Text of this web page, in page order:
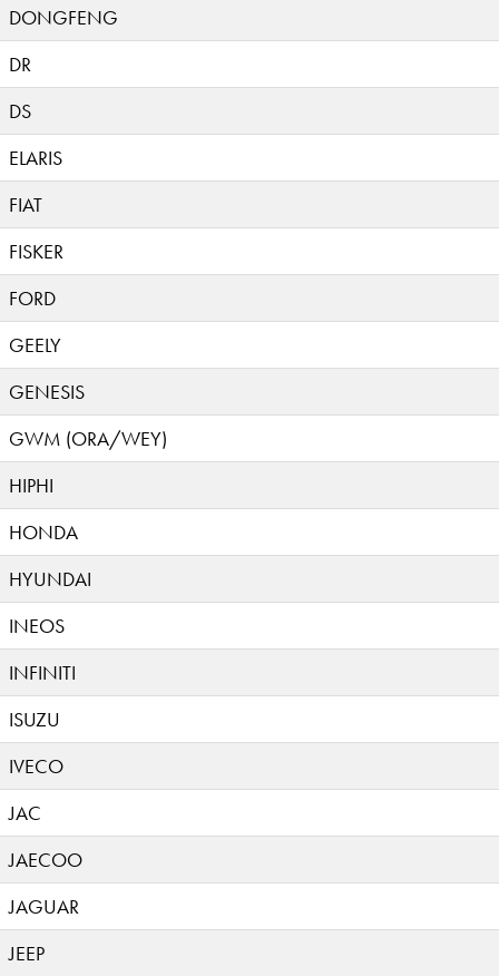
DONGFENG
DR
DS
ELARIS
FIAT
FISKER
FORD
GEELY
GENESIS
GWM (ORA/WEY)
HIPHI
HONDA
HYUNDAI
INEOS
INFINITI
ISUZU
IVECO
JAC
JAECOO
JAGUAR
JEEP